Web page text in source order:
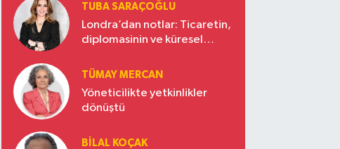
TUBA SARAÇOĞLU
Londra’dan notlar: Ticaretin,
diplomasinin ve küresel
Türkiye’nin yükselen gücü
TÜMAY MERCAN
Yöneticilikte yetkinlikler
dönüştü
BILAL KOÇAK